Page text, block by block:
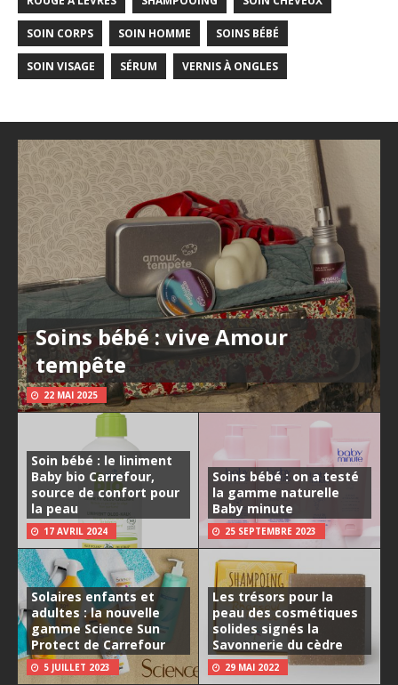
SOIN CORPS SOIN HOMME SOINS BÉBÉ
SOIN VISAGE SÉRUM VERNIS À ONGLES
Soins bébé : vive Amour
tempête
22 MAI 2025
Soin bébé : le liniment
Baby bio Carrefour,
source de confort pour
la peau
17 AVRIL 2024
Soins bébé : on a testé
la gamme naturelle
Baby minute
25 SEPTEMBRE 2023
Solaires enfants et
adultes : la nouvelle
gamme Science Sun
Protect de Carrefour
5 JUILLET 2023
Les trésors pour la
peau des cosmétiques
solides signés la
Savonnerie du cèdre
29 MAI 2022